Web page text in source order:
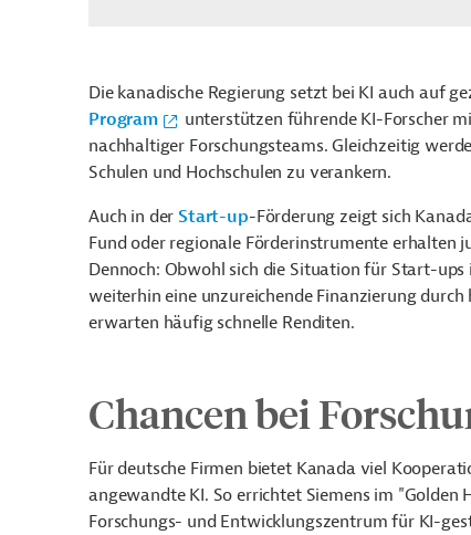
Die kanadische Regierung setzt bei KI auch auf
Program
unterstützen führende KI-Forscher
nachhaltiger Forschungsteams. Gleichzeitig
Schulen und Hochschulen zu verankern.
Auch in der Start-up-Förderung zeigt sich
Fund oder regionale Förderinstrumente erhalten
Dennoch: Obwohl sich die Situation für Start-
weiterhin eine unzureichende Finanzierung
erwarten häufig schnelle Renditen.
Chancen bei
Für deutsche Firmen bietet Kanada viel
angewandte KI. So errichtet Siemens im "Golden
Forschungs- und Entwicklungszentrum für KI-